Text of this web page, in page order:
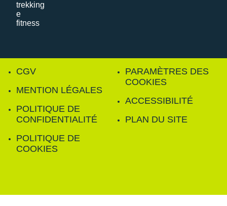
CGV
MENTION LÉGALES
POLITIQUE DE
CONFIDENTIALITÉ
POLITIQUE DE
COOKIES
PARAMÈTRES DES
COOKIES
ACCESSIBILITÉ
PLAN DU SITE